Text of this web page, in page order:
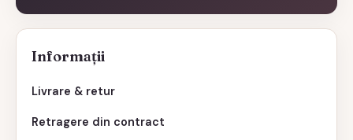
Informații
Livrare & retur
Retragere din contract